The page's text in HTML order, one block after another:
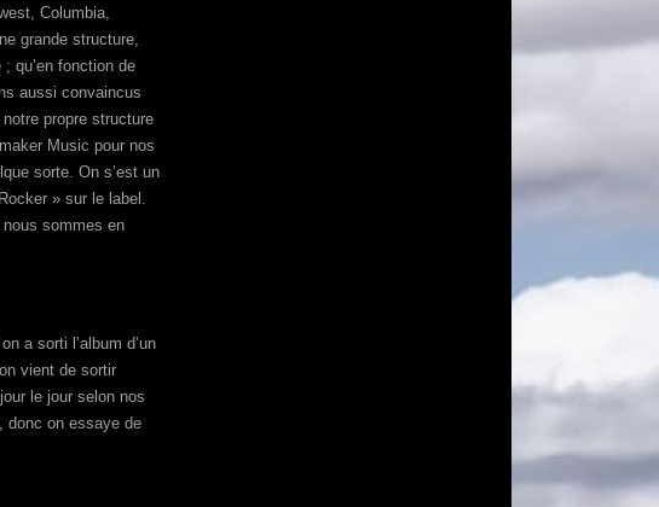
Columbia,
grande structure,
qu’en fonction de
aussi convaincus
propre structure
Music pour nos
sorte. On s’est un
» sur le label.
nous sommes en
a sorti l’album d’un
vient de sortir
le jour selon nos
donc on essaye de